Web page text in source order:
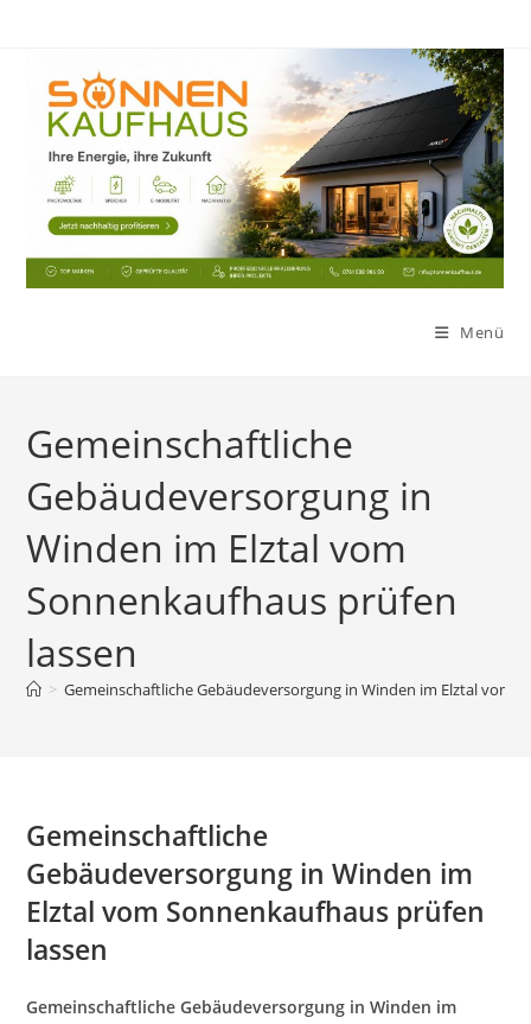
Menü
Gemeinschaftliche
Gebäudeversorgung in
Winden im Elztal vom
Sonnenkaufhaus prüfen
lassen
> Gemeinschaftliche Gebäudeversorgung in Winden im Elztal vom
Gemeinschaftliche
Gebäudeversorgung in Winden im
Elztal vom Sonnenkaufhaus prüfen
lassen
Gemeinschaftliche Gebäudeversorgung in Winden im